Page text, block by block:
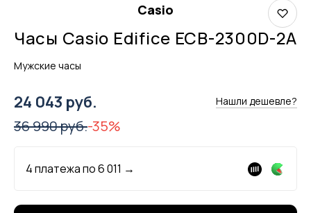
Casio
Часы Casio Edifice ECB-2300D-2A
Мужские часы
24 043 руб. Нашли дешевле?
36 990 руб.-35%
4 платежа по6 011 →